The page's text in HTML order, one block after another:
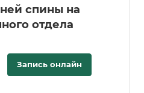
спины на
отдела
Запись онлайн